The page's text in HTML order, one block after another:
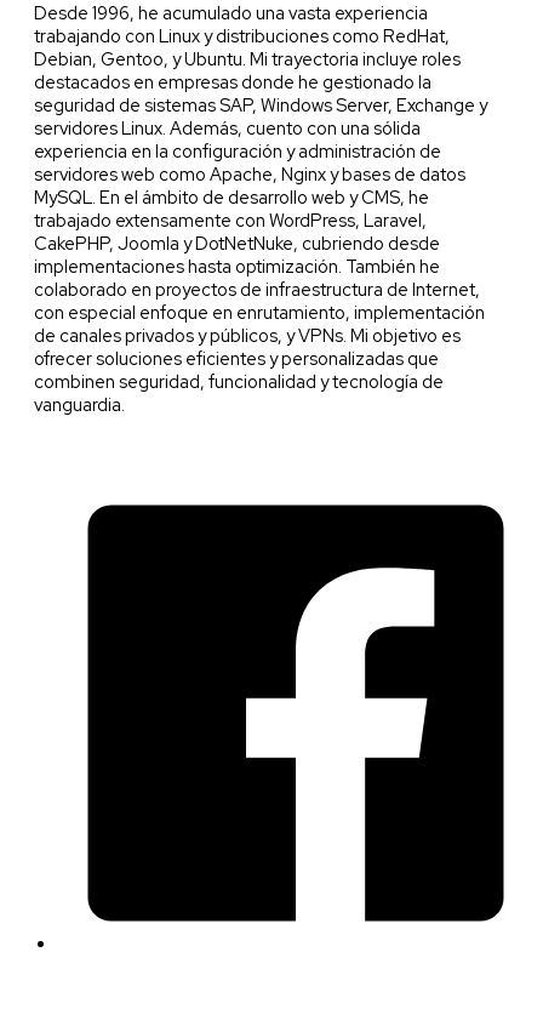
Desde 1996, he acumulado una vasta experiencia
trabajando con Linux y distribuciones como RedHat,
Debian, Gentoo, y Ubuntu. Mi trayectoria incluye roles
destacados en empresas donde he gestionado la
seguridad de sistemas SAP, Windows Server, Exchange y
servidores Linux. Además, cuento con una sólida
experiencia en la configuración y administración de
servidores web como Apache, Nginx y bases de datos
MySQL. En el ámbito de desarrollo web y CMS, he
trabajado extensamente con WordPress, Laravel,
CakePHP, Joomla y DotNetNuke, cubriendo desde
implementaciones hasta optimización. También he
colaborado en proyectos de infraestructura de Internet,
con especial enfoque en enrutamiento, implementación
de canales privados y públicos, y VPNs. Mi objetivo es
ofrecer soluciones eficientes y personalizadas que
combinen seguridad, funcionalidad y tecnología de
vanguardia.